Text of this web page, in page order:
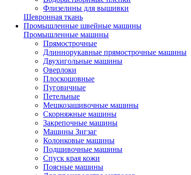
Флизелины для вышивки
Шевронная ткань
Промышленные швейные машины
Промышленные машины
Прямострочные
Длиннорукавные прямострочные машины
Двухигольные машины
Оверлоки
Плоскошовные
Пуговичные
Петельные
Мешкозашивочные машины
Скорняжные машины
Закрепочные машины
Машины Зигзаг
Колонковые машины
Подшивочные машины
Спуск края кожи
Поясные машины